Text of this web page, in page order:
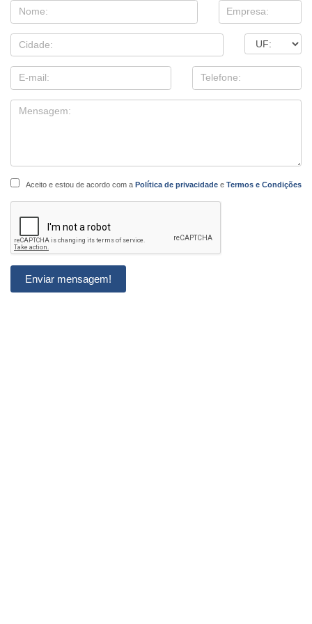
Aceito e estou de acordo com a Política de privacidadee Termos e Condições
Enviar mensagem!